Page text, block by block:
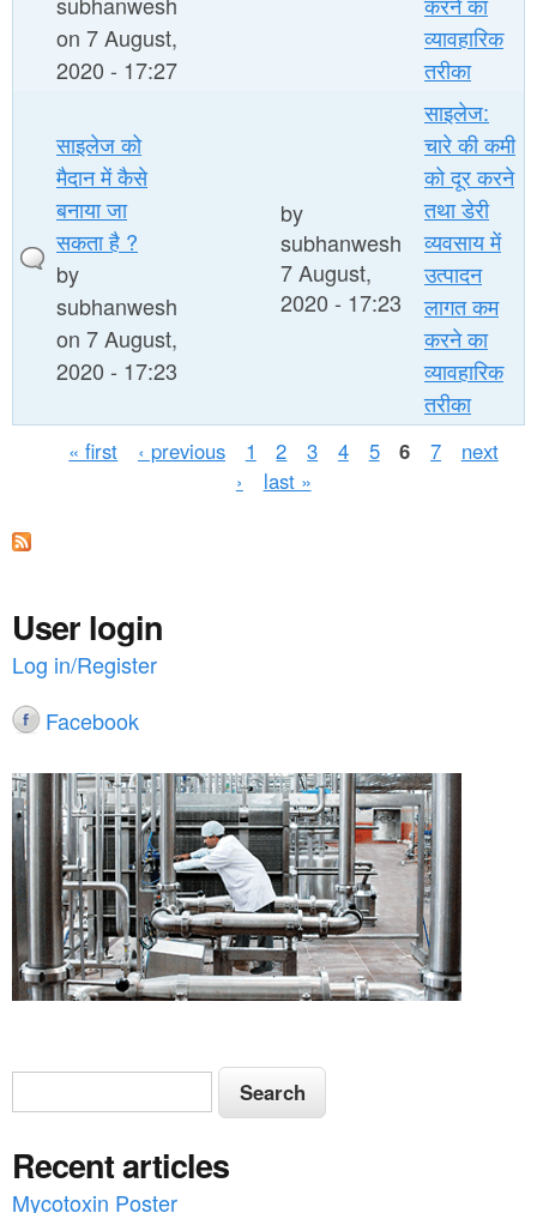
on 7 August,
2020 - 17:27
व्यावहारिक
तरीका
साइलेज को
मैदान में कैसे
बनाया जा
सकता है ?
by
subhanwesh
on 7 August,
2020 - 17:23
by
subhanwesh
7 August,
2020 - 17:23
साइलेज:
चारे की कमी
को दूर करने
तथा डेरी
व्यवसाय में
उत्पादन
लागत कम
करने का
व्यावहारिक
तरीका
g
s
« first ‹ previous 1 2 3 4 5 6 7
next
›
last »
User login
Log in/Register
Facebook
S
e
a
S
e
r
c
Recent articles
Mycotoxin Poster